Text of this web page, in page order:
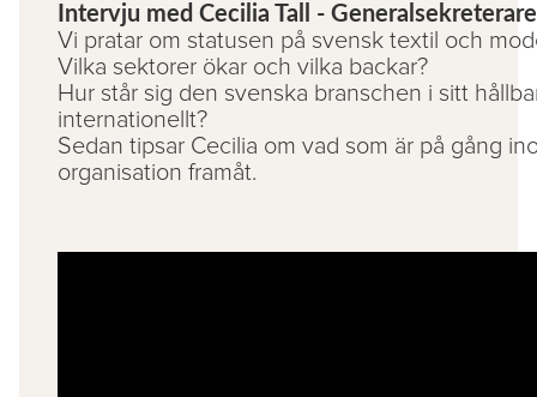
Intervju med Cecilia Tall -
Vi pratar om statusen på svensk textil och
Vilka sektorer ökar och vilka backar?
Hur står sig den svenska branschen i sitt
internationellt?
Sedan tipsar Cecilia om vad som är på gång
organisation framåt.